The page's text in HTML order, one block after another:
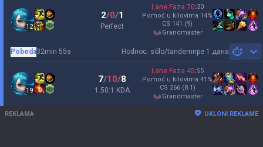
12
2/0/1
Perfect
Lane Faza 70:30
Pomoć u kilovima 14%
CS 141 (9)
grandmaster
Hodnoc. sólo/tandemпре 1 дана
Pobeda32min 55s
19
7/10/8
1.50:1 KDA
Lane Faza 45:55
Pomoć u kilovima 41 %
CS 266 (8.1)
grandmaster
REKLAMA UKLONI REKLAME